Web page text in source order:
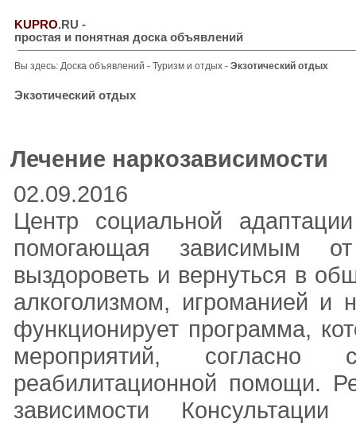
KUPRO.RU -
простая и понятная доска объявлений
Вы здесь: Доска объявлений - Туризм и отдых - Экзотический отдых
Экзотический отдых
Лечение наркозависимости
02.09.2016
Центр социальной
помогающая зависимым
выздороветь и вернуться в
алкоголизмом, игроманией и
функционирует программа,
мероприятий, согласно
реабилитационной помощи.
зависимости